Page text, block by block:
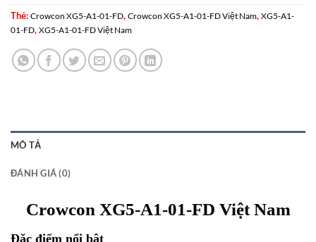
Thẻ: Crowcon XG5-A1-01-FD, Crowcon XG5-A1-01-FD Việt Nam, XG5-A1-
01-FD, XG5-A1-01-FD Việt Nam
MÔ TẢ
ĐÁNH GIÁ (0)
Crowcon XG5-A1-01-FD Việt Nam
Đặc điểm nổi bật